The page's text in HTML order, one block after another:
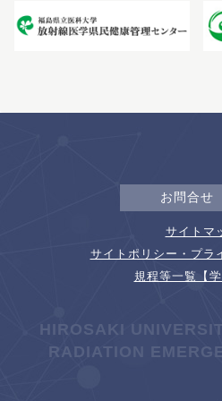
お問合せ
サイトマ
サイトポリシー・プラ
規程等一覧【学
HIROSAKI
RADIATION